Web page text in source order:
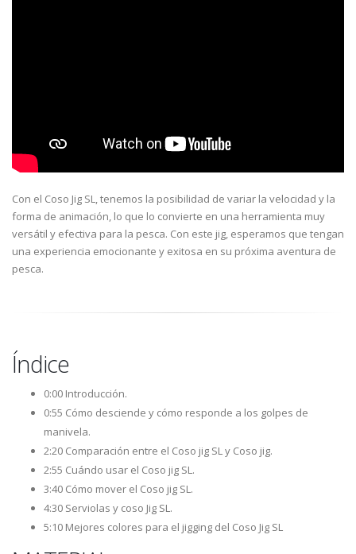
Con el Coso Jig SL, tenemos la posibilidad de variar la velocidad y la
forma de animación, lo que lo convierte en una herramienta muy
versátil y efectiva para la pesca. Con este jig, esperamos que tengan
una experiencia emocionante y exitosa en su próxima aventura de
pesca.
Índice
0:00 Introducción.
0:55 Cómo desciende y cómo responde a los golpes de
manivela.
2:20 Comparación entre el Coso jig SL y Coso jig.
2:55 Cuándo usar el Coso jig SL.
3:40 Cómo mover el Coso jig SL.
4:30 Serviolas y coso Jig SL.
5:10 Mejores colores para el jigging del Coso Jig SL